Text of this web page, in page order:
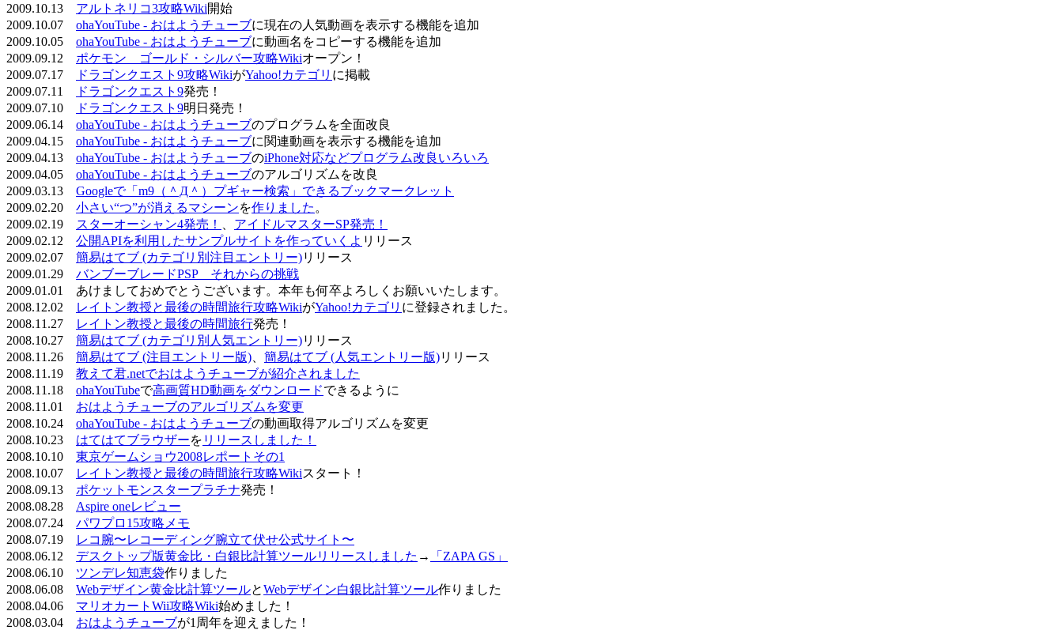
2009.10.13 アルトネリコ3攻略Wiki開始
2009.10.07 ohaYouTube - おはようチューブに現在の人気動画を表示する機能を追加
2009.10.05 ohaYouTube - おはようチューブに動画名をコピーする機能を追加
2009.09.12 ポケモン ゴールド・シルバー攻略Wikiオープン！
2009.07.17
ドラゴンクエスト9攻略WikiがYahoo!カテゴリ に掲載
2009.07.11
ドラゴンクエスト9発売！
2009.07.10
ドラゴンクエスト9明日発売！
2009.06.14 ohaYouTube - おはようチューブのプログラムを全面改良
2009.04.15 ohaYouTube - おはようチューブに関連動画を表示する機能を追加
2009.04.13 ohaYouTube - おはようチューブのiPhone対応などプログラム改良いろいろ
2009.04.05 ohaYouTube - おはようチューブのアルゴリズムを改良
2009.03.13 Googleで「m9（＾Д＾）プギャー検索」できるブックマークレット
2009.02.20 小さい“つ”が消えるマシーンを作りました 。
2009.02.19
スターオーシャン4発売！
アイドルマスターSP発売！
2009.02.12 公開APIを利用したサンプルサイトを作っていくよ リリース
2009.02.07 簡易はてブ (カテゴリ別注目エントリー)リリース
2009.01.29 バンブーブレードPSP それからの挑戦
2009.01.01 あけましておめでとうございます。本年も何卒よろしくお願いいたします。
2008.12.02
レイトン教授と最後の時間旅行攻略WikiがYahoo!カテゴリ に登録されました。
2008.11.27
レイトン教授と最後の時間旅行発売！
2008.10.27 簡易はてブ (カテゴリ別人気エントリー)リリース
2008.11.26 簡易はてブ (注目エントリー版) 簡易はてブ (人気エントリー版)リリース
2008.11.19 教えて君.netでおはようチューブが紹介されました
2008.11.18 ohaYouTubeで高画質HD動画をダウンロードできるように
2008.11.01 おはようチューブのアルゴリズムを変更
2008.10.24 ohaYouTube - おはようチューブの動画取得アルゴリズムを変更
2008.10.23 はてはてブラウザーを リリースしました！
2008.10.10 東京ゲームショウ2008レポートその1
2008.10.07
レイトン教授と最後の時間旅行攻略Wikiスタート！
2008.09.13 ポケットモンスタープラチナ発売！
2008.08.28 Aspire oneレビュー
2008.07.24 パワプロ15攻略メモ
2008.07.19
レコ腕〜レコーディング腕立て伏せ公式サイト〜
2008.06.12 デスクトップ版黄金比・白銀比計算ツールリリースしました →
「ZAPA GS」
2008.06.10 ツンデレ知恵袋作りました
2008.06.08 Webデザイン黄金比計算ツールとWebデザイン白銀比計算ツール作りました
2008.04.06 マリオカートWii攻略Wiki始めました！
2008.03.04 おはようチューブが1周年を迎えました！